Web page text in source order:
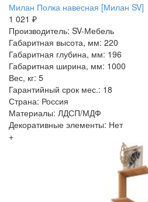
Милан Полка навесная [Милан SV]
1 021 ₽
Производитель: SV-Мебель
Габаритная высота, мм: 220
Габаритная глубина, мм: 196
Габаритная ширина, мм: 1000
Вес, кг: 5
Гарантийный срок мес.: 18
Страна: Россия
Материалы: ЛДСП/МДФ
Декоративные элементы: Нет
+